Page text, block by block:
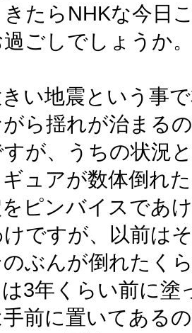
たらNHKな今日
ごしでしょうか
い地震という事
ら揺れが治まる
が、うちの状況
ュアが数体倒れ
ピンバイスであ
ですが、以前は
ぶんが倒れたく
3年くらい前に
前に置いてある